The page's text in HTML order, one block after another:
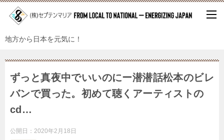
地方から日本を元気に！
ずっと真夜中でいいのにー潜潜話松本のビレ
バンで買った。初めて聴くアーティストの
cd…
公開日： 2020年2月18日